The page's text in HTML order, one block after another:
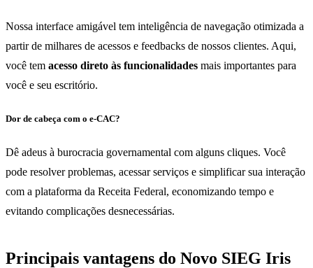
Nossa interface amigável tem inteligência de navegação otimizada a
partir de milhares de acessos e feedbacks de nossos clientes. Aqui,
você tem acesso direto às funcionalidades mais importantes para
você e seu escritório.
Dor de cabeça com o e-CAC?
Dê adeus à burocracia governamental com alguns cliques. Você
pode resolver problemas, acessar serviços e simplificar sua interação
com a plataforma da Receita Federal, economizando tempo e
evitando complicações desnecessárias.
Principais vantagens do Novo SIEG Iris